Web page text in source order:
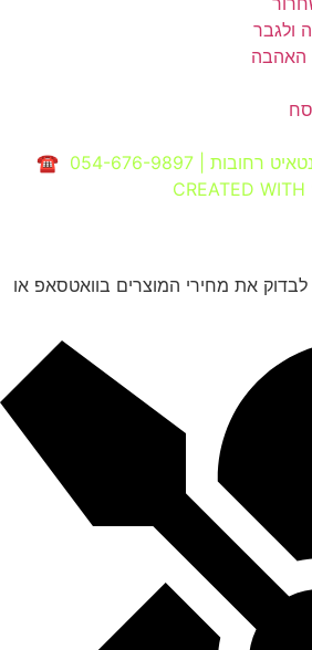
ולגבר
האהבה
| 054-676-9897 ☎
CREATED
לבדוק את מחירי המוצרים בוואטסאפ או